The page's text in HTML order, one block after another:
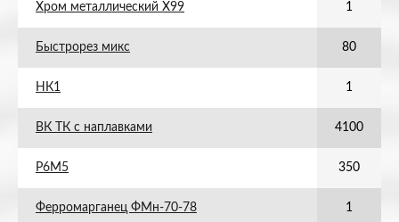
Хром металлический Х99 1
Быстрорез микс 80
НК1 1
ВК ТК с наплавками 4100
Р6М5 350
Ферромарганец ФМн-70-78 1